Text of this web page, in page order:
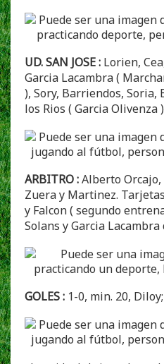
UD. SAN JOSE : Lorien,
Garcia Lacambra (
), Sory, Barriendos, Soria,
los Rios ( Garcia Olivenza
ARBITRO :Alberto
Zuera y Martinez.
y Falcon ( segundo
Solans y Garcia Lacambra
GOLES : 1-0, min. 20,